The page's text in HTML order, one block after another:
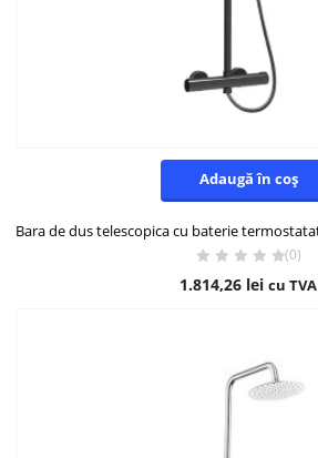
Adaugă în coș
(0)
1.814,26 lei cu TVA